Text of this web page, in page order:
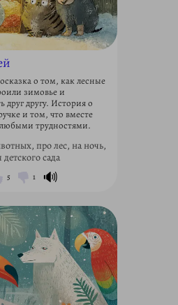
о том, как лесные
зимовье и
друг другу. История о
и том, что вместе
любыми трудностями.
про лес, на ночь,
сада
5 1 🔊